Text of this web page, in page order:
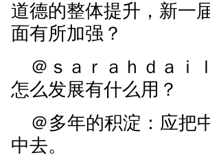
道德的整体提升，新一
面有所加强？
＠ｓａｒａｈｄａｉ
怎么发展有什么用？
＠多年的积淀：应把
中去。